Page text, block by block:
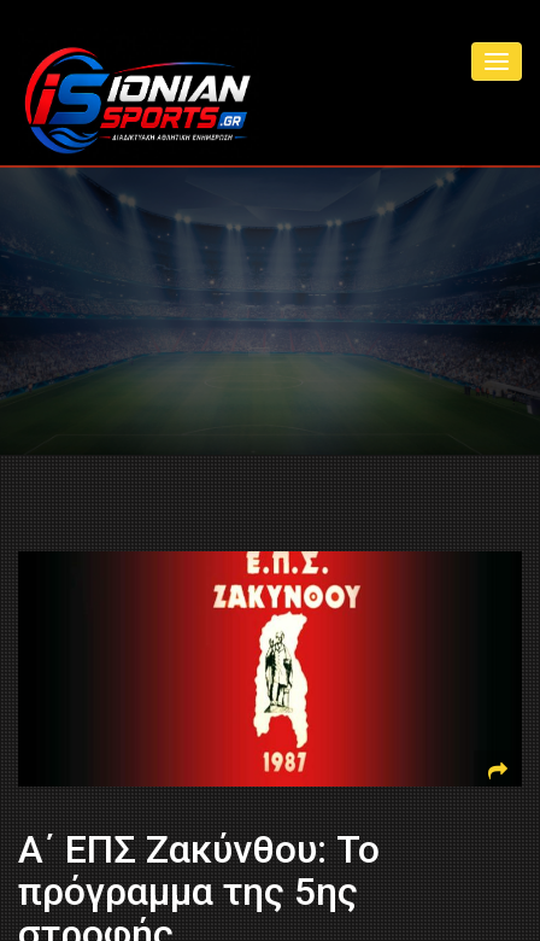
Α΄ ΕΠΣ Ζακύνθου: Το
πρόγραμμα της 5ης